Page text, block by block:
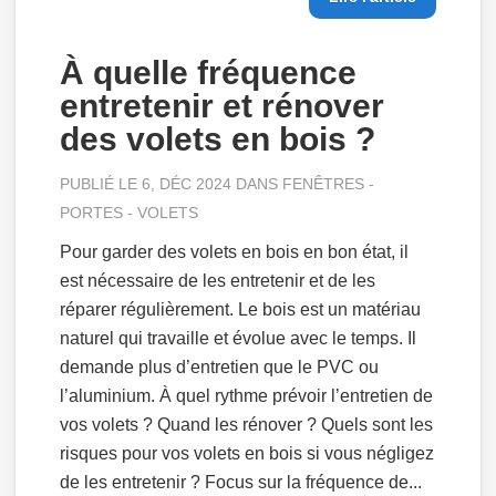
À quelle fréquence
entretenir et rénover
des volets en bois ?
PUBLIÉ LE 6, DÉC 2024 DANS FENÊTRES -
PORTES - VOLETS
Pour garder des volets en bois en bon état, il
est nécessaire de les entretenir et de les
réparer régulièrement. Le bois est un matériau
naturel qui travaille et évolue avec le temps. Il
demande plus d’entretien que le PVC ou
l’aluminium. À quel rythme prévoir l’entretien de
vos volets ? Quand les rénover ? Quels sont les
risques pour vos volets en bois si vous négligez
de les entretenir ? Focus sur la fréquence de...